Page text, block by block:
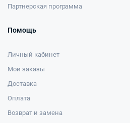
Партнерская программа
Помощь
Личный кабинет
Мои заказы
Доставка
Оплата
Возврат и замена